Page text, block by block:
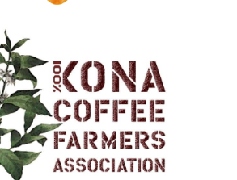
Farmers Association